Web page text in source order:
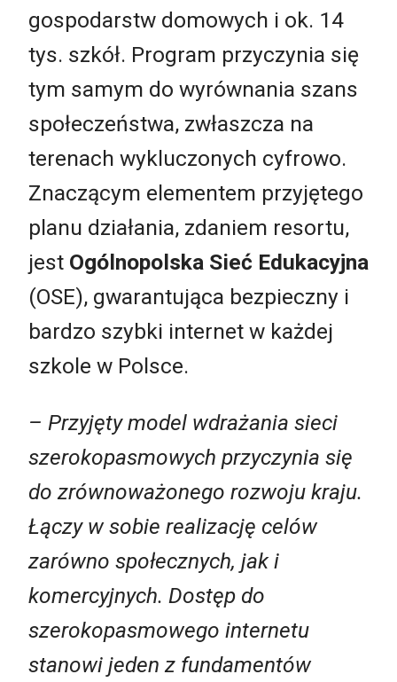
gospodarstw domowych i ok. 14
tys. szkół. Program przyczynia się
tym samym do wyrównania szans
społeczeństwa, zwłaszcza na
terenach wykluczonych cyfrowo.
Znaczącym elementem przyjętego
planu działania, zdaniem resortu,
jest Ogólnopolska Sieć Edukacyjna
(OSE), gwarantująca bezpieczny i
bardzo szybki internet w każdej
szkole w Polsce.
– Przyjęty model wdrażania sieci
szerokopasmowych przyczynia się
do zrównoważonego rozwoju kraju.
Łączy w sobie realizację celów
zarówno społecznych, jak i
komercyjnych. Dostęp do
szerokopasmowego internetu
stanowi jeden z fundamentów